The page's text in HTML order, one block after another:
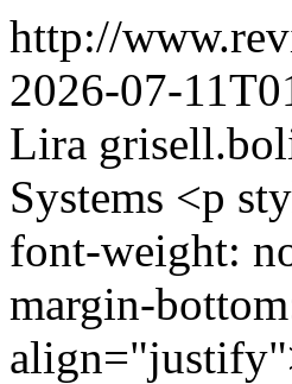
http://
2026-07-
Lira
Systems <p
font-weight:
margin-